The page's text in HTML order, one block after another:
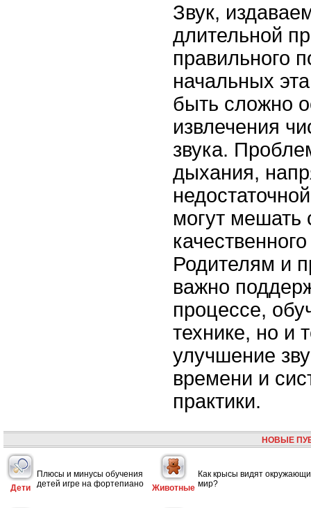
Звук,
длительной
правильного
начальных
быть сложно
извлечения
звука.
дыхания,
могут мешать
Родителям и
важно
процессе,
технике, но и
улучшение
времени и
практики.
НОВЫЕ
Дети
Плюсы и минусы обучения
детей игре на фортепиано
Животные
Как крысы видят
мир?